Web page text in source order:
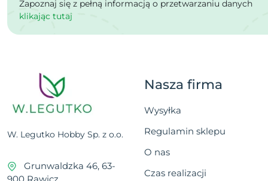
Zapoznaj się z pełną informacją o przetwarzaniu danych
klikając tutaj
W. Legutko Hobby Sp. z o.o.
Grunwaldzka 46, 63-
Nasza firma
Wysyłka
Regulamin sklepu
O nas
Czas realizacji